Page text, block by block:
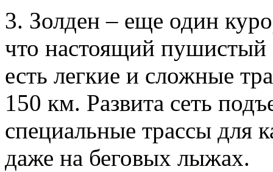
3. Золден – еще один
что настоящий пушистый
есть легкие и сложные
150 км. Развита сеть
специальные трассы для
даже на беговых лыжах.